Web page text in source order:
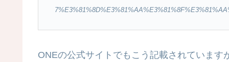
ONEの公式サイトでもこう記載されています